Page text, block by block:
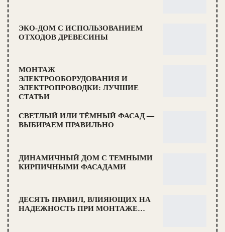
ЭКО-ДОМ С ИСПОЛЬЗОВАНИЕМ
ОТХОДОВ ДРЕВЕСИНЫ
МОНТАЖ
ЭЛЕКТРООБОРУДОВАНИЯ И
ЭЛЕКТРОПРОВОДКИ: ЛУЧШИЕ
СТАТЬИ
СВЕТЛЫЙ ИЛИ ТЁМНЫЙ ФАСАД —
ВЫБИРАЕМ ПРАВИЛЬНО
ДИНАМИЧНЫЙ ДОМ С ТЕМНЫМИ
КИРПИЧНЫМИ ФАСАДАМИ
ДЕСЯТЬ ПРАВИЛ, ВЛИЯЮЩИХ НА
НАДЕЖНОСТЬ ПРИ МОНТАЖЕ…